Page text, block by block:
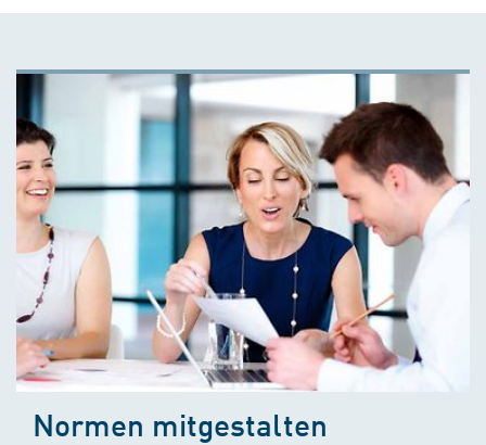
Normen mitgestalten